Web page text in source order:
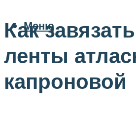
Меню
Как
ленты
капроновой